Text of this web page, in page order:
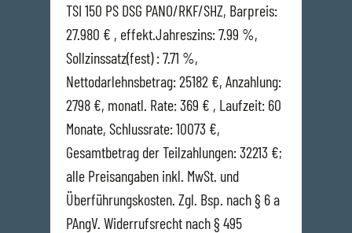
TSI 150 PS DSG PANO/RKF/SHZ, Barpreis:
27.980 € , effekt.Jahreszins: 7.99 %,
Sollzinssatz(fest) : 7.71 %,
Nettodarlehnsbetrag: 25182 €, Anzahlung:
2798 €, monatl. Rate: 369 € , Laufzeit: 60
Monate, Schlussrate: 10073 €,
Gesamtbetrag der Teilzahlungen: 32213 €;
alle Preisangaben inkl. MwSt. und
Überführungskosten. Zgl. Bsp. nach § 6 a
PAngV. Widerrufsrecht nach § 495